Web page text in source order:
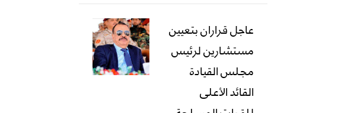
عاجل قراران بتعيين
مستشارين لرئيس
مجلس القيادة
القائد الأعلى